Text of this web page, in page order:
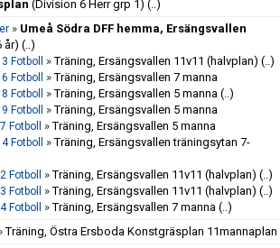
(Division 6 Herr grp 1) (..)
» Umeå Södra DFF hemma, Ersängsvallen
år) (..)
Fotboll »Träning, Ersängsvallen 11v11 (halvplan) (..)
Fotboll »Träning, Ersängsvallen 7 manna
Fotboll »Träning, Ersängsvallen 5 manna (..)
Fotboll »Träning, Ersängsvallen 5 manna
Fotboll »Träning, Ersängsvallen 5 manna
Fotboll »Träning, Ersängsvallen träningsytan 7-
Fotboll »Träning, Ersängsvallen 11v11 (halvplan) (..)
Fotboll »Träning, Ersängsvallen 11v11 (halvplan) (..)
Fotboll »Träning, Ersängsvallen 7 manna (..)
Träning, Östra Ersboda Konstgräsplan 11mannaplan